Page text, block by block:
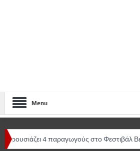
Menu
4 παραγωγούς στο Φεστιβάλ Βερολίνου